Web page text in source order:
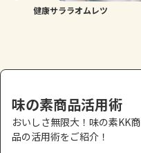
お買い物
健康サララオムレツ
味の素商品活用術
おいしさ無限大！味の素KK商
品の活用術をご紹介！